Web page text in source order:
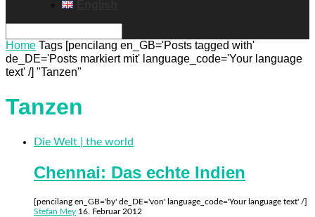
Home Tags [pencilang en_GB='Posts tagged with'
de_DE='Posts markiert mit' language_code='Your language
text' /] "Tanzen"
Tanzen
Die Welt | the world
Chennai: Das echte Indien
[pencilang en_GB='by' de_DE='von' language_code='Your language text' /]
Stefan Mey 16. Februar 2012